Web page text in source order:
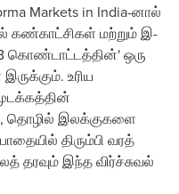
Markets in India-னால்
கண்காட்சிகள் மற்றும் இ-
கொண்டாட்டத்தின்' ஒரு
உரிய
தொழில் இலக்குகளை
திரும்பி வரத்
தரவும் இந்த விர்ச்சுவல்